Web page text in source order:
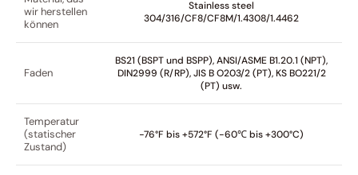
wir herstellen
können
Stainless steel
304/316/CF8/CF8M/1.4308/1.4462
Faden
BS21 (BSPT und BSPP), ANSI/ASME B1.20.1 (NPT),
DIN2999 (R/RP), JIS B O203/2 (PT), KS BO221/2
(PT) usw.
Temperatur
(statischer
Zustand)
-76°F bis +572°F (-60℃ bis +300°C)